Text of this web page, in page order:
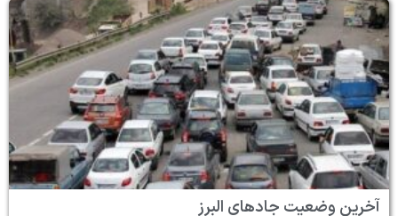
آخرین وضعیت جادهای البرز